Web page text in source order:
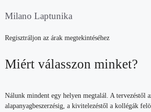
Milano Laptunika
Regisztráljon az árak megtekintéséhez
Miért válasszon minket?
Nálunk mindent egy helyen megtalál. A tervezéstől
alapanyagbeszerzésig, a kivitelezéstől a kollégák